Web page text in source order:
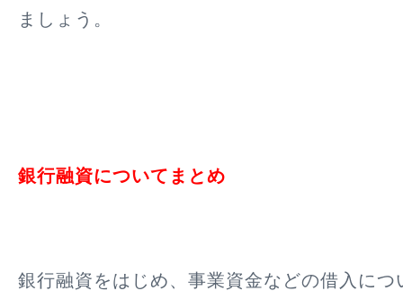
ましょう。
銀行融資についてまとめ
銀行融資をはじめ、事業資金などの借入につ